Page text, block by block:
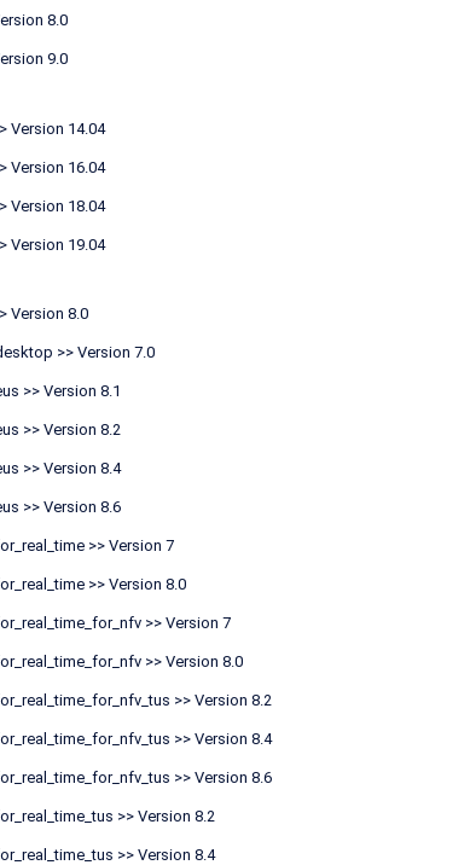
8.0
9.0
Version 14.04
Version 16.04
Version 18.04
Version 19.04
Version 8.0
>> Version 7.0
>> Version 8.1
>> Version 8.2
>> Version 8.4
>> Version 8.6
>> Version 7
>> Version 8.0
>> Version 7
>> Version 8.0
>> Version 8.2
>> Version 8.4
>> Version 8.6
>> Version 8.2
>> Version 8.4